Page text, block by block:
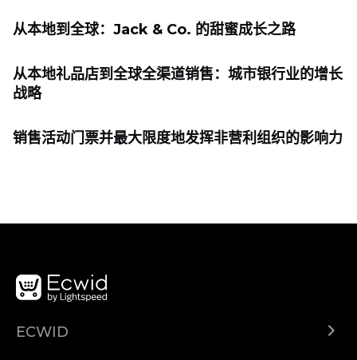
从本地到全球：Jack & Co. 的甜蜜成长之路
从本地礼品店到全球全渠道销售：城市银行业的增长
战略
销售活动门票并最大限度地发挥非营利组织的影响力
ECWID